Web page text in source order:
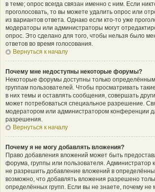
в теме; опрос всегда связан именно с ним. Если
проголосовать, то вы можете удалить опрос или
из вариантов ответа. Однако если кто-то уже
модераторы или администраторы могут
опрос. Это сделано для того, чтобы нельзя было
ответов во время голосования.
Вернуться к началу
Почему мне недоступны некоторые форумы?
Некоторые форумы доступны только
группам пользователей. Чтобы просматривать
в них темы и оставлять сообщения, совершать
может потребоваться специальное разрешение.
модератором или администратором конференции
разрешения.
Вернуться к началу
Почему я не могу добавлять вложения?
Право добавления вложений может быть
форума, группы или пользователя. Администратор
не разрешить добавление вложений в
возможно, что добавлять вложения разрешено
определённых групп. Если вы не знаете, почему не